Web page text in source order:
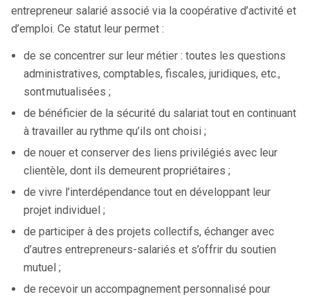
entrepreneur salarié associé via la coopérative d’activité et
d’emploi. Ce statut leur permet :
de se concentrer sur leur métier : toutes les questions
administratives, comptables, fiscales, juridiques, etc.,
sont mutualisées ;
de bénéficier de la sécurité du salariat tout en continuant
à travailler au rythme qu’ils ont choisi ;
de nouer et conserver des liens privilégiés avec leur
clientèle, dont ils demeurent propriétaires ;
de vivre l’interdépendance tout en développant leur
projet individuel ;
de participer à des projets collectifs, échanger avec
d’autres entrepreneurs-salariés et s’offrir du soutien
mutuel ;
de recevoir un accompagnement personnalisé pour